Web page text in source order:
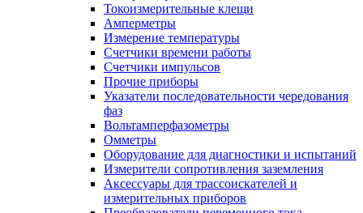
Токоизмерительные клещи
Амперметры
Измерение температуры
Счетчики времени работы
Счетчики импульсов
Прочие приборы
Указатели последовательности чередования
фаз
Вольтамперфазометры
Омметры
Оборудование для диагностики и испытаний
Измерители сопротивления заземления
Аксессуары для трассоискателей и
измерительных приборов